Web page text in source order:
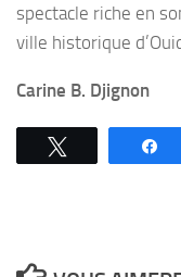
spectacle riche en
ville historique
Carine B. Djignon